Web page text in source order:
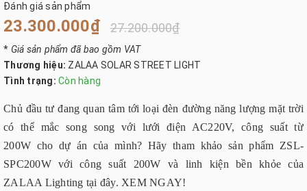
Đánh giá sản phẩm
23.300.000₫ 27.200.000₫
* Giá sản phẩm đã bao gồm VAT
Thương hiệu: ZALAA SOLAR STREET LIGHT
Tình trạng: Còn hàng
Chủ đầu tư đang quan tâm tới loại đèn đường năng lượng mặt trời
có thể mắc song song với lưới điện AC220V, công suất từ
200W cho dự án của mình? Hãy tham khảo sản phẩm ZSL-
SPC200W với công suất 200W và linh kiện bền khỏe của
ZALAA Lighting tại đây. XEM NGAY!